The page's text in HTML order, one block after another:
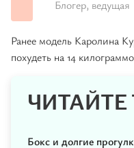
Блогер, ведущая
Ранее модель Каролина
похудеть на 14
Бокс и долгие